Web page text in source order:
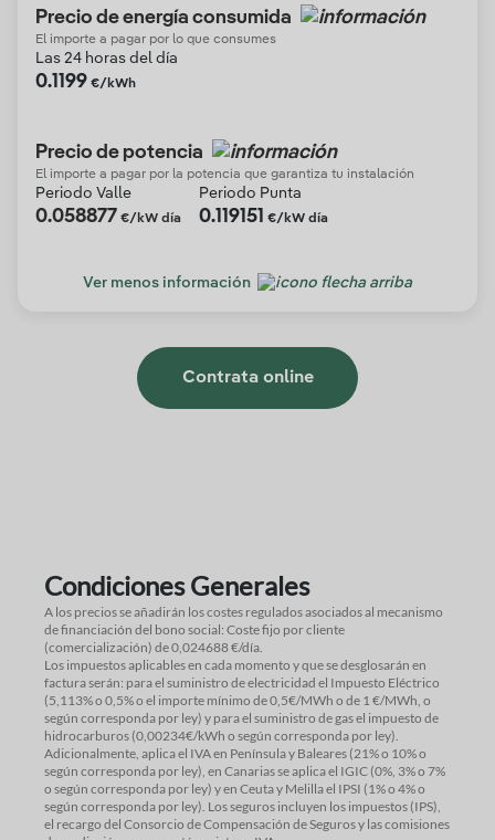
Precio de energía consumida
El importe a pagar por lo que consumes
Las 24 horas del día
0.1199 €/kWh
Precio de potencia
El importe a pagar por la potencia que garantiza tu instalación
Periodo Valle
0.058877 €/kW día
Periodo Punta
0.119151 €/kW día
Ver menos información
Contrata online
Condiciones Generales
A los precios se añadirán los costes regulados asociados al mecanismo
de financiación del bono social: Coste fijo por cliente
(comercialización) de 0,024688 €/día.
Los impuestos aplicables en cada momento y que se desglosarán en
factura serán: para el suministro de electricidad el Impuesto Eléctrico
(5,113% o 0,5% o el importe mínimo de 0,5€/MWh o de 1 €/MWh, o
según corresponda por ley) y para el suministro de gas el impuesto de
hidrocarburos (0,00234€/kWh o según corresponda por ley).
Adicionalmente, aplica el IVA en Península y Baleares (21% o 10% o
según corresponda por ley), en Canarias se aplica el IGIC (0%, 3% o 7%
o según corresponda por ley) y en Ceuta y Melilla el IPSI (1% o 4% o
según corresponda por ley). Los seguros incluyen los impuestos (IPS),
el recargo del Consorcio de Compensación de Seguros y las comisiones